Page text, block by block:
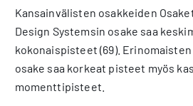
Kansainvälisten osakkeiden
Design Systemsin osake saa
kokonaispisteet (69).
osake saa korkeat pisteet myös
momenttipisteet.